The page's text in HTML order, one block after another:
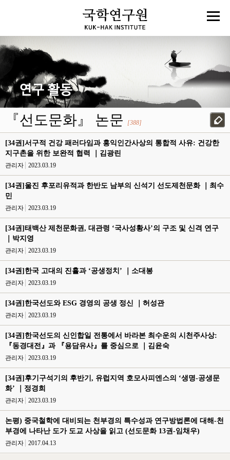
『선도문화』 논문 [388]
[34권]서구적 건강 패러다임과 홍익인간사상의 통합적 사유: 건강한
지구촌을 위한 보완적 협력 ｜김광린
관리자 2023.03.19
[34권]울진 후포리유적과 한반도 남부의 신석기 선도제천문화 ｜최수
민
관리자 2023.03.19
[34권]태백산 제천문화권, 대관령 ‘국사성황사’의 구조 및 신격 연구
｜박지영
관리자 2023.03.19
[34권]한국 고대의 진휼과 ‘공생정치’ ｜소대봉
관리자 2023.03.19
[34권]한국선도와 ESG 경영의 공생 정신 ｜허성관
관리자 2023.03.19
[34권]한국선도의 신인합일 전통에서 바라본 최수운의 시천주사상:
『동경대전』과 『용담유사』를 중심으로 ｜김윤숙
관리자 2023.03.19
[34권]후기구석기의 후반기, 유럽지역 호모사피엔스의 ‘생명-공생문
화’ ｜정경희
관리자 2023.03.19
논평) 중국철학에 대비되는 천부경의 특수성과 연구방법론에 대해-천
부경에 나타난 도가 도교 사상을 읽고 (선도문화 13권-임채우)
관리자 2017.04.13